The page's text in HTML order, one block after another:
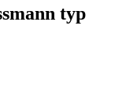
typ